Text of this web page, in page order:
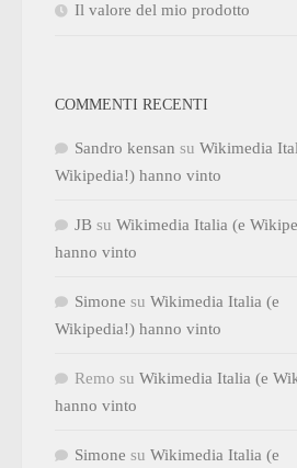
Il valore del mio prodotto
COMMENTI RECENTI
Sandro kensan su Wikimedia
Wikipedia!) hanno vinto
JB su Wikimedia Italia (e
hanno vinto
Simone su Wikimedia Italia (e
Wikipedia!) hanno vinto
Remo su Wikimedia Italia (e
hanno vinto
Simone su Wikimedia Italia (e